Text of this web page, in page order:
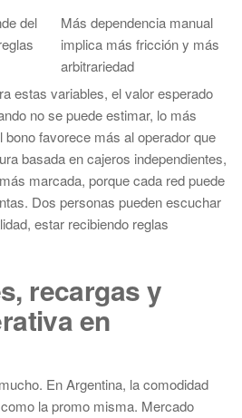
del
Más dependencia manual
implica más fricción y más
arbitrariedad
estas variables, el valor esperado
no se puede estimar, lo más
favorece más al operador que
basada en cajeros independientes,
marcada, porque cada red puede
Dos personas pueden escuchar
estar recibiendo reglas
recargas y
en
En Argentina, la comodidad
la promo misma. Mercado